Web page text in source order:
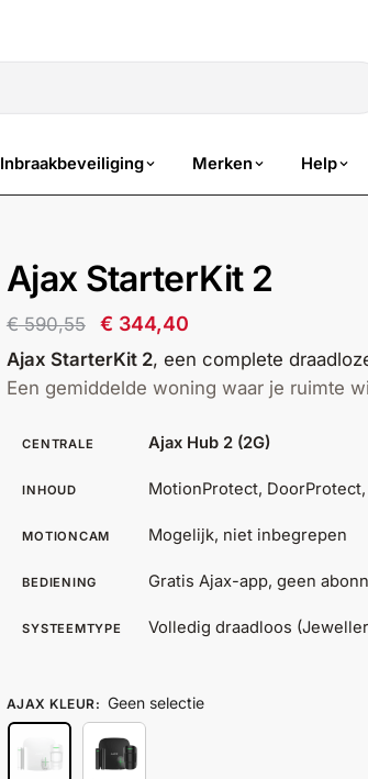
Inbraakbeveiliging Merken Help
Ajax StarterKit 2
€590,55 € 344,40
Ajax StarterKit 2, een complete
Een gemiddelde woning waar je ruimte
CENTRALE Ajax Hub 2 (2G)
INHOUD MotionProtect,
MOTIONCAM Mogelijk, niet inbegrepen
BEDIENING Gratis Ajax-app, geen
SYSTEEMTYPE Volledig draadloos
AJAX KLEUR: Geen selectie